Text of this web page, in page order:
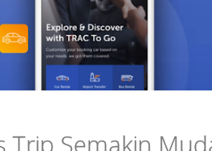
Trip Semakin